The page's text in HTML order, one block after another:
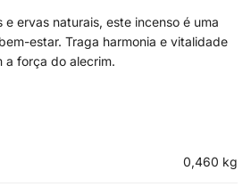
e ervas naturais, este incenso é uma
estar. Traga harmonia e vitalidade
a força do alecrim.
0,460 kg